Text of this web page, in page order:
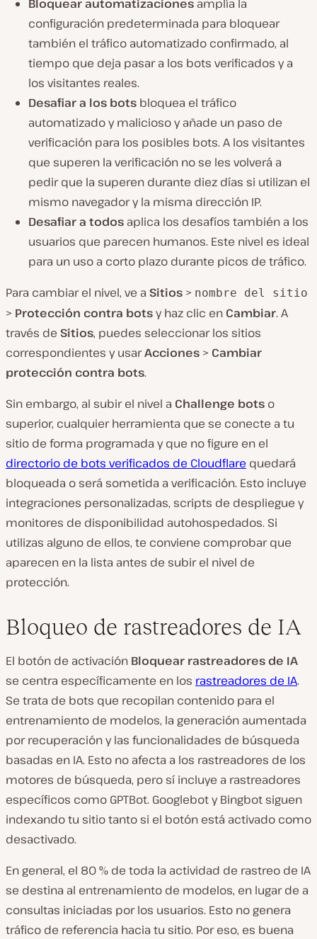
Bloquear automatizaciones amplía la
configuración predeterminada para bloquear
también el tráfico automatizado confirmado, al
tiempo que deja pasar a los bots verificados y a
los visitantes reales.
Desafiar a los bots bloquea el tráfico
automatizado y malicioso y añade un paso de
verificación para los posibles bots. A los visitantes
que superen la verificación no se les volverá a
pedir que la superen durante diez días si utilizan el
mismo navegador y la misma dirección IP.
Desafiar a todos aplica los desafíos también a los
usuarios que parecen humanos. Este nivel es ideal
para un uso a corto plazo durante picos de tráfico.
Para cambiar el nivel, ve a Sitios > nombre del sitio
> Protección contra botsy haz clic en Cambiar. A
través de Sitios, puedes seleccionar los sitios
correspondientes y usarAcciones > Cambiar
protección contra bots.
Sin embargo, al subir el nivel a Challenge bots o
superior, cualquier herramienta que se conecte a tu
sitio de forma programada y que no figure en el
directorio de bots verificados de Cloudflare quedará
bloqueada o será sometida a verificación. Esto incluye
integraciones personalizadas, scripts de despliegue y
monitores de disponibilidad autohospedados. Si
utilizas alguno de ellos, te conviene comprobar que
aparecen en la lista antes de subir el nivel de
protección.
Bloqueo de rastreadores de IA
El botón de activación Bloquear rastreadores de IA
se centra específicamente en los rastreadores de IA.
Se trata de bots que recopilan contenido para el
entrenamiento de modelos, la generación aumentada
por recuperación y las funcionalidades de búsqueda
basadas en IA. Esto no afecta a los rastreadores de los
motores de búsqueda, pero sí incluye a rastreadores
específicos como GPTBot. Googlebot y Bingbot siguen
indexando tu sitio tanto si el botón está activado como
desactivado.
En general, el 80 % de toda la actividad de rastreo de IA
se destina al entrenamiento de modelos, en lugar de a
consultas iniciadas por los usuarios. Esto no genera
tráfico de referencia hacia tu sitio. Por eso, es buena